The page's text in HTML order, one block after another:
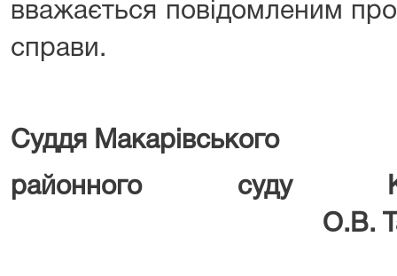
вважається повідомленим
справи.
Суддя Макарівського
районного суду
О.В.